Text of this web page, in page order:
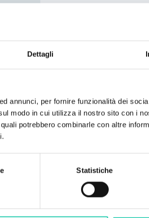
Dettagli
annunci, per fornire funzionalità dei
modo in cui utilizza il nostro sito con i
potrebbero combinarle con altre
Statistiche
2
Numero letti
4